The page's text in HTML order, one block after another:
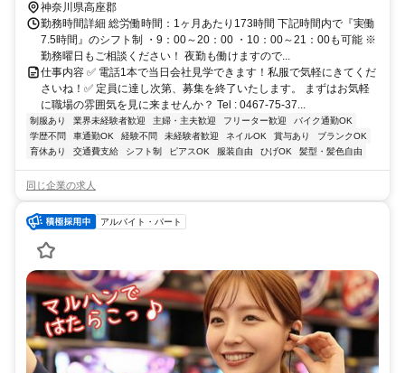
神奈川県高座郡
勤務時間詳細 総労働時間：1ヶ月あたり173時間 下記時間内で『実働
7.5時間』のシフト制 ・9：00～20：00 ・10：00～21：00も可能 ※
勤務曜日もご相談ください！ 夜勤も働けますので...
仕事内容 ✅ 電話1本で当日会社見学できます！私服で気軽にきてくだ
さいね！✅ 定員に達し次第、募集を終了いたします。 まずはお気軽
に職場の雰囲気を見に来ませんか？ Tel : 0467-75-37...
制服あり 業界未経験者歓迎 主婦・主夫歓迎 フリーター歓迎
バイク通勤OK
学歴不問
車通勤OK 経験不問 未経験者歓迎 ネイルOK 賞与あり
ブランクOK
育休あり
交通費支給 シフト制 ピアスOK 服装自由 ひげOK 髪型・髪色自由
同じ企業の求人
アルバイト・パート